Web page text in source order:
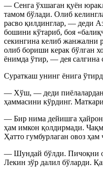
— Сенга ўхшаган қуён
тамом бўлади. Олиб
расво қилдинглар, — деди
бошини кўтариб, боя
секингина келиб жанжални
олиб бориши керак бўлган
ёнимда ўтир, — дея салгина
Сураткаш унинг ёнига
— Хўш, — деди
ҳаммасини кўрдинг.
— Бир нима дейишга
ҳам имкон қолдирмади.
Ҳатто гумбурлаган овоз ҳам
— Шундай бўлди. Пичоқни
Лекин зўр далил бўларди.